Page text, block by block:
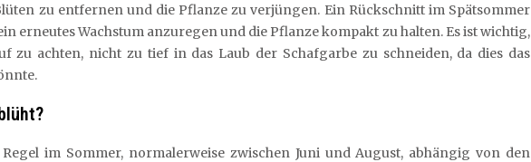
zu entfernen und die Pflanze zu verjüngen. Ein Rückschnitt im Spätsommer
erneutes Wachstum anzuregen und die Pflanze kompakt zu halten. Es ist wichtig,
zu achten, nicht zu tief in das Laub der Schafgarbe zu schneiden, da dies das
im Sommer, normalerweise zwischen Juni und August, abhängig von den